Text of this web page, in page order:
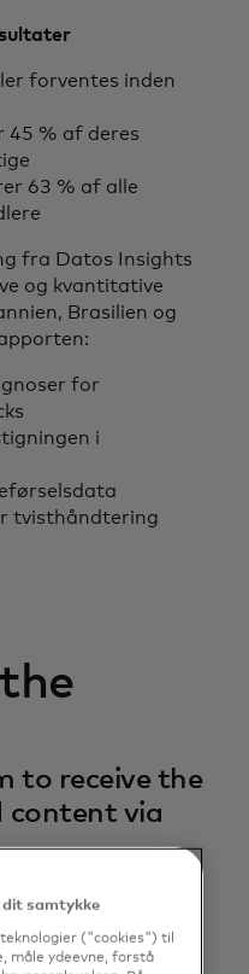
forventes inden
45 % af deres
63 % af alle
fra Datos Insights
og kvantitative
Brasilien og
for
i
tvisthåndtering
to receive the
content via
dit samtykke
("cookies") til
måle ydeevne, forstå